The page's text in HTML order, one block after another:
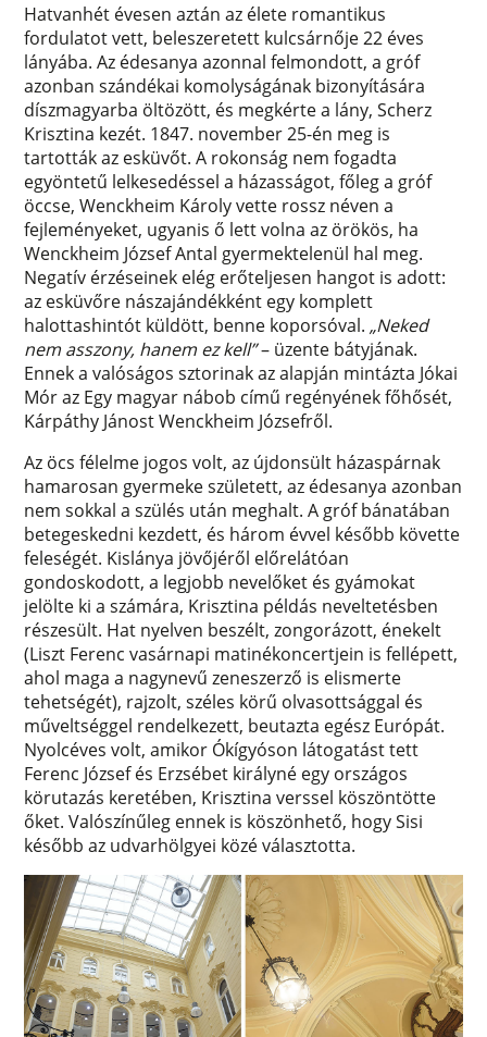
Hatvanhét évesen aztán az élete romantikus
fordulatot vett, beleszeretett kulcsárnője 22 éves
lányába. Az édesanya azonnal felmondott, a gróf
azonban szándékai komolyságának bizonyítására
díszmagyarba öltözött, és megkérte a lány, Scherz
Krisztina kezét. 1847. november 25-én meg is
tartották az esküvőt. A rokonság nem fogadta
egyöntetű lelkesedéssel a házasságot, főleg a gróf
öccse, Wenckheim Károly vette rossz néven a
fejleményeket, ugyanis ő lett volna az örökös, ha
Wenckheim József Antal gyermektelenül hal meg.
Negatív érzéseinek elég erőteljesen hangot is adott:
az esküvőre nászajándékként egy komplett
halottashintót küldött, benne koporsóval.„Neked
nem asszony, hanem ez kell”– üzente bátyjának.
Ennek a valóságos sztorinak az alapján mintázta Jókai
Mór az Egy magyar nábob című regényének főhősét,
Kárpáthy Jánost Wenckheim Józsefről.
Az öcs félelme jogos volt, az újdonsült házaspárnak
hamarosan gyermeke született, az édesanya azonban
nem sokkal a szülés után meghalt. A gróf bánatában
betegeskedni kezdett, és három évvel később követte
feleségét. Kislánya jövőjéről előrelátóan
gondoskodott, a legjobb nevelőket és gyámokat
jelölte ki a számára, Krisztina példás neveltetésben
részesült. Hat nyelven beszélt, zongorázott, énekelt
(Liszt Ferenc vasárnapi matinékoncertjein is fellépett,
ahol maga a nagynevű zeneszerző is elismerte
tehetségét), rajzolt, széles körű olvasottsággal és
műveltséggel rendelkezett, beutazta egész Európát.
Nyolcéves volt, amikor Ókígyóson látogatást tett
Ferenc József és Erzsébet királyné egy országos
körutazás keretében, Krisztina verssel köszöntötte
őket. Valószínűleg ennek is köszönhető, hogy Sisi
később az udvarhölgyei közé választotta.